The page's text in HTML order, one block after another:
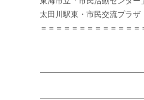
太田川駅東・市民交流プラザ
＝＝＝＝＝＝＝＝＝＝＝＝＝